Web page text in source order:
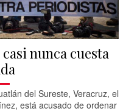
nunca cuesta
del Sureste, Veracruz, el
está acusado de ordenar